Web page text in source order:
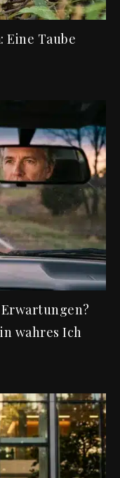
Eine Taube
wahres Ich